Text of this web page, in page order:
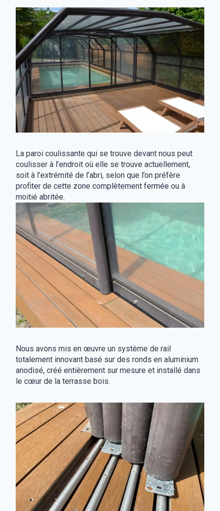
La paroi coulissante qui se trouve devant nous peut
coulisser à l’endroit où elle se trouve actuellement,
soit à l’extrémité de l’abri, selon que l’on préfère
profiter de cette zone complètement fermée ou à
moitié abritée.
Nous avons mis en œuvre un système de rail
totalement innovant basé sur des ronds en aluminium
anodisé, créé entièrement sur mesure et installé dans
le cœur de la terrasse bois.